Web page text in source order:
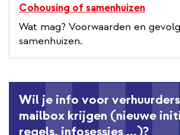
Cohousing of samenhuizen
Wat mag? Voorwaarden en
samenhuizen.
Wil je info voor
mailbox krijgen (nieuwe
regels, infosessies ...)?